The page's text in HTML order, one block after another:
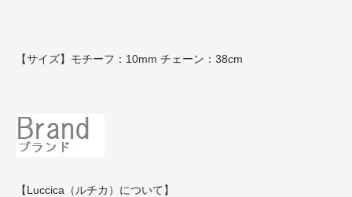
【サイズ】モチーフ：10mm チェーン：38cm
【Luccica（ルチカ）について】